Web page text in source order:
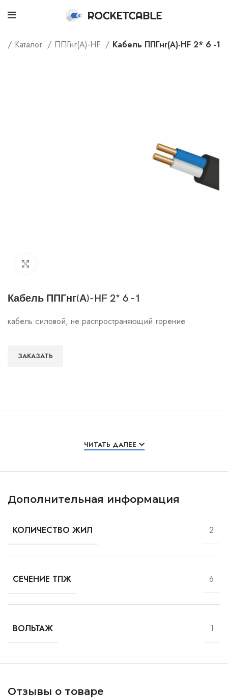
Каталог ППГнг(А)-HF Кабель ППГнг(А)-HF 2* 6 -1
Кабель ППГнг(А)-HF 2* 6 -1
кабель силовой, не распространяющий горение
ЗАКАЗАТЬ
ЧИТАТЬ ДАЛЕЕ
Дополнительная информация
КОЛИЧЕСТВО ЖИЛ 2
СЕЧЕНИЕ ТПЖ 6
ВОЛЬТАЖ 1
Отзывы о товаре